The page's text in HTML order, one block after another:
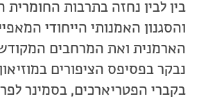
בין לבין נחזה בתרבות החומרית
והסגנון האמנותי הייחודי
הארמנית ואת המרחבים
נבקר בפסיפס הציפורים
בקברי הפטריארכים, בסמינר